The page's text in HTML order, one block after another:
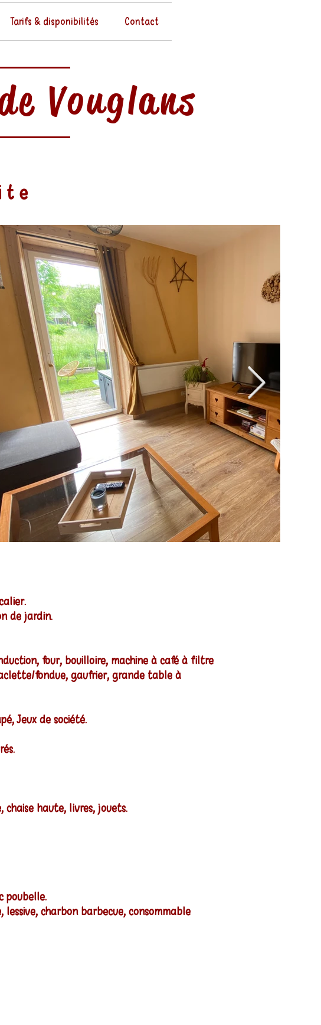
Tarifs & disponibilités Contact
Vouglans
de jardin.
four, bouilloire, machine à café à filtre
fondue, gaufrier, grande table à
Jeux de société.
haute, livres, jouets.
poubelle.
charbon barbecue, consommable